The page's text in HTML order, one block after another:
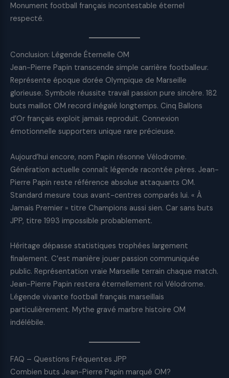
Monument football français incontestable éternel
respecté.
Conclusion: Légende Éternelle OM
Jean-Pierre Papin transcende simple carrière footballeur.
Représente époque dorée Olympique de Marseille
glorieuse. Symbole réussite travail passion pure sincère. 182
buts maillot OM record inégalé longtemps. Cinq Ballons
d’Or français exploit jamais reproduit. Connexion
émotionnelle supporters unique rare précieuse.
Aujourd’hui encore, nom Papin résonne Vélodrome.
Génération actuelle connaît légende racontée pères. Jean-
Pierre Papin reste référence absolue attaquants OM.
Standard mesure tous avant-centres comparés lui. « À
Jamais Premier » titre Champions aussi sien. Car sans buts
JPP, titre 1993 impossible probablement.
Héritage dépasse statistiques trophées largement
finalement. C’est manière jouer passion communiquée
public. Représentation vraie Marseille terrain chaque match.
Jean-Pierre Papin restera éternellement roi Vélodrome.
Légende vivante football français marseillais
particulièrement. Mythe gravé marbre histoire OM
indélébile.
FAQ – Questions Fréquentes JPP
Combien buts Jean-Pierre Papin marqué OM?